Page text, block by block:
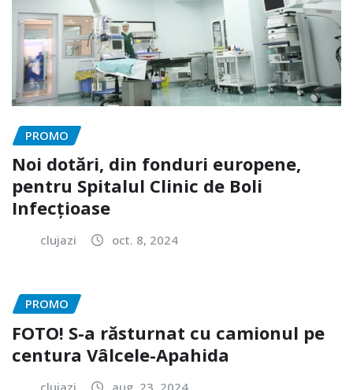
PROMO
Noi dotări, din fonduri europene,
pentru Spitalul Clinic de Boli
Infecțioase
clujazi oct. 8, 2024
PROMO
FOTO! S-a răsturnat cu camionul pe
centura Vâlcele-Apahida
clujazi aug. 23, 2024